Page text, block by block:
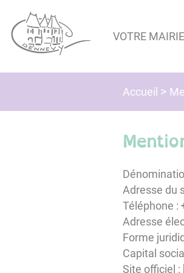
d'accès
rapide
menu
d'accès
rapide
contenu
d'accès
rapide
la
d'accès
rapide
pied
VOTRE MAIRIE
Accueil
Adresse du
Téléphone :
Adresse
Forme
Capital
Site officiel :